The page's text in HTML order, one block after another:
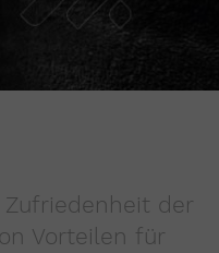
der
Vorteilen für